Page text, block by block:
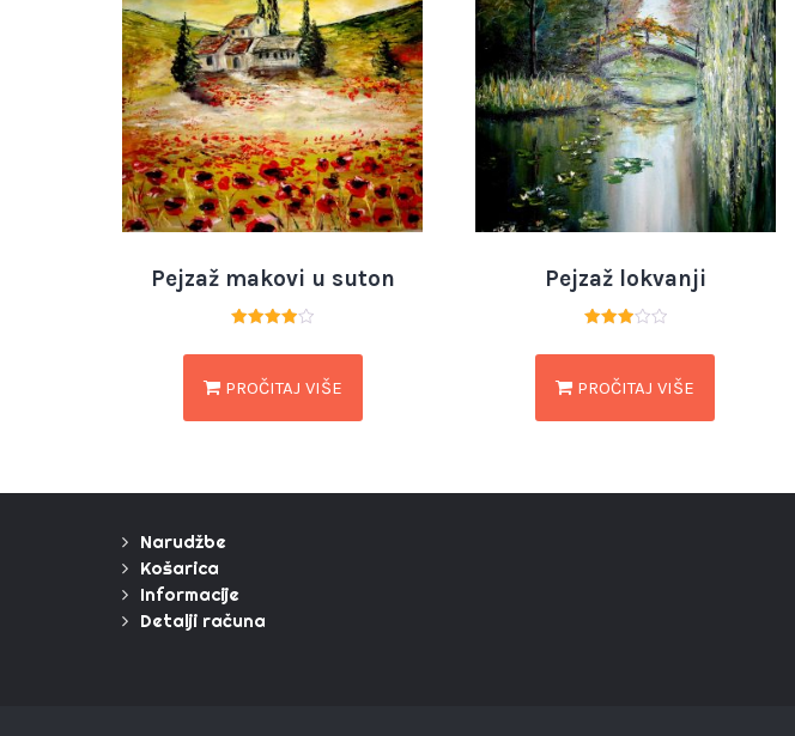
Pejzaž makovi u suton
4.00
PROČITAJ VIŠE
Pejzaž lokvanji
3.00
PROČITAJ VIŠE
Narudžbe
Košarica
Informacije
Detalji računa